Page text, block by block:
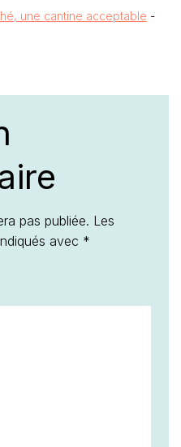
une cantine acceptable -
pas publiée. Les
avec *